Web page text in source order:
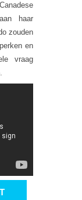
haar
zouden
en
vraag